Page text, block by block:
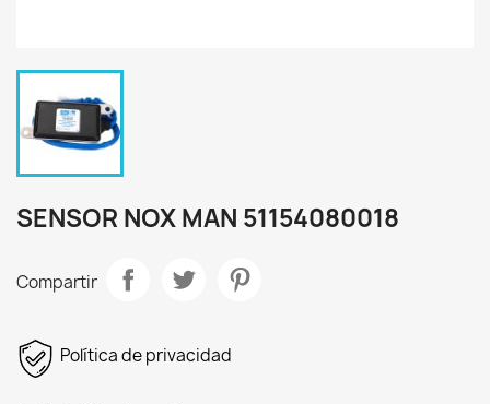
SENSOR NOX MAN 51154080018
Compartir
Política de privacidad